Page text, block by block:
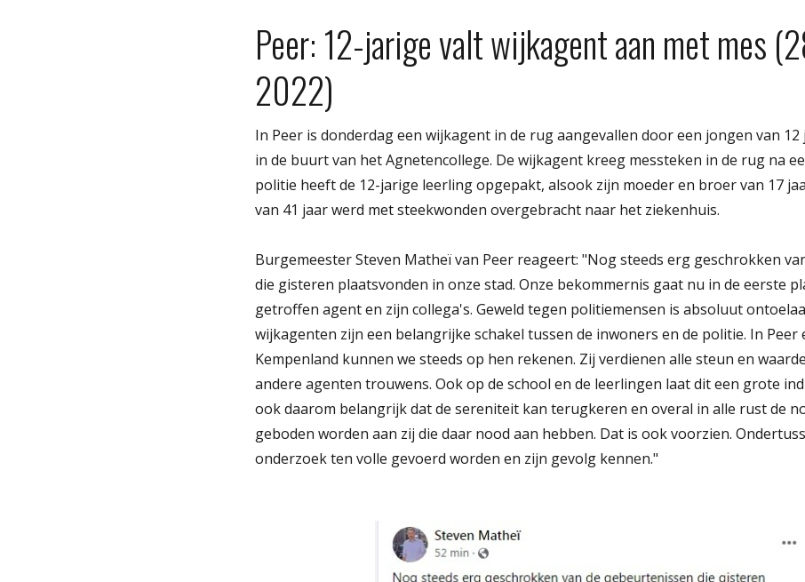
Peer: 12-jarige valt wijkagent aan met mes
2022)
In Peer is donderdag een wijkagent in de rug aangevallen door een jongen van 12
in de buurt van het Agnetencollege. De wijkagent kreeg messteken in de rug na
politie heeft de 12-jarige leerling opgepakt, alsook zijn moeder en broer van 17
van 41 jaar werd met steekwonden overgebracht naar het ziekenhuis.
Burgemeester Steven Matheï van Peer reageert: "Nog steeds erg geschrokken
die gisteren plaatsvonden in onze stad. Onze bekommernis gaat nu in de eerste
getroffen agent en zijn collega's. Geweld tegen politiemensen is absoluut
wijkagenten zijn een belangrijke schakel tussen de inwoners en de politie. In Peer
Kempenland kunnen we steeds op hen rekenen. Zij verdienen alle steun en
andere agenten trouwens. Ook op de school en de leerlingen laat dit een grote
ook daarom belangrijk dat de sereniteit kan terugkeren en overal in alle rust de
geboden worden aan zij die daar nood aan hebben. Dat is ook voorzien.
onderzoek ten volle gevoerd worden en zijn gevolg kennen."